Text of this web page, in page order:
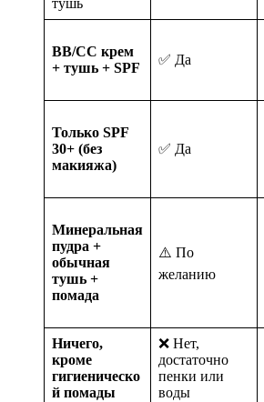
тушь
BB/CC крем
+ тушь + SPF
✅ Да
Только SPF
30+ (без
макияжа)
✅ Да
Минеральная
пудра +
обычная
тушь +
помада
⚠️ По
желанию
Ничего,
кроме
гигиеническо
й помады
❌ Нет,
достаточно
пенки или
воды